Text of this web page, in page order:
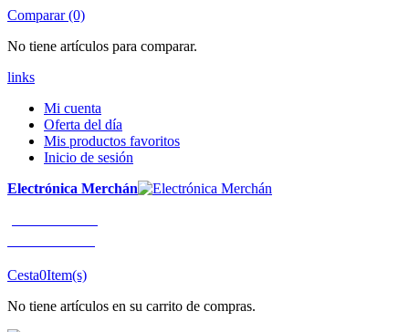
Comparar (0)
No tiene artículos para comparar.
links
Mi cuenta
Oferta del día
Mis productos favoritos
Inicio de sesión
Electrónica Merchán
Cesta0Item(s)
No tiene artículos en su carrito de compras.